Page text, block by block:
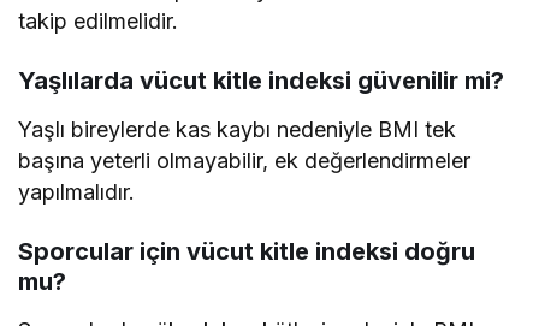
takip edilmelidir.
Yaşlılarda vücut kitle indeksi güvenilir mi?
Yaşlı bireylerde kas kaybı nedeniyle BMI tek
başına yeterli olmayabilir, ek değerlendirmeler
yapılmalıdır.
Sporcular için vücut kitle indeksi doğru
mu?